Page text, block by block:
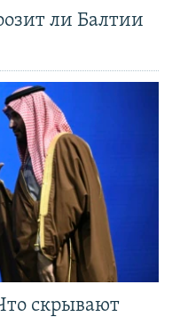
ли Балтии
скрывают